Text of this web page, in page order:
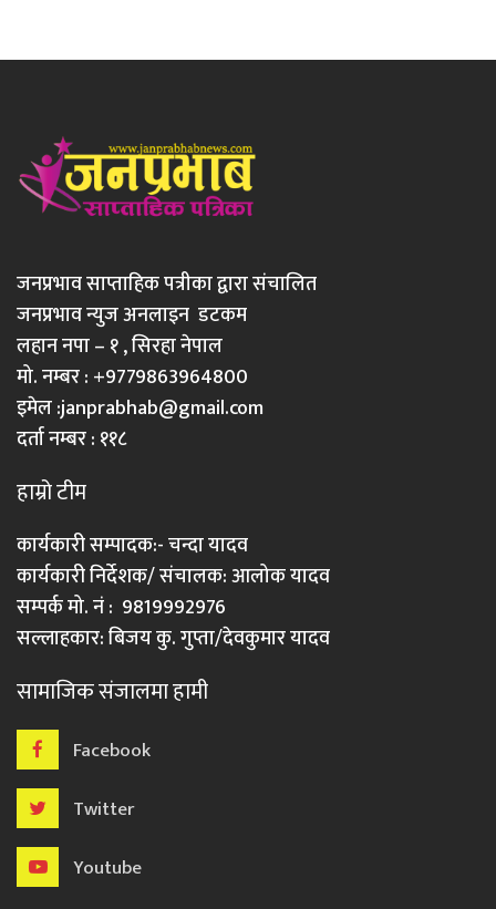
जनप्रभाव साप्ताहिक पत्रीका द्वारा संचालित
जनप्रभाव न्युज अनलाइन डटकम
लहान नपा – १ , सिरहा नेपाल
मो. नम्बर : +9779863964800
इमेल :janprabhab@gmail.com
दर्ता नम्बर : ११८
हाम्रो टीम
कार्यकारी सम्पादक:- चन्दा यादव
कार्यकारी निर्देशक/ संचालक: आलोक यादव
सम्पर्क मो. नं : 9819992976
सल्लाहकार: बिजय कु. गुप्ता/देवकुमार यादव
सामाजिक संजालमा हामी
Facebook
Twitter
Youtube